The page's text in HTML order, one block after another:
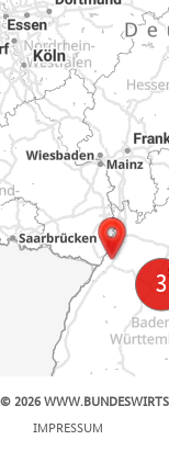
© 2026
IMPRESSUM